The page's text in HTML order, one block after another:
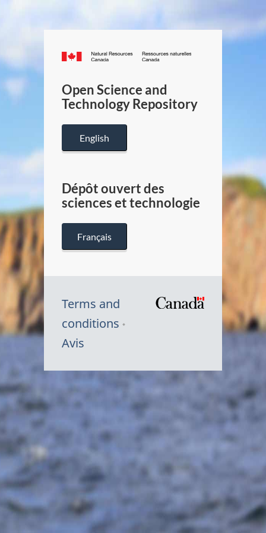
Canada.ca
/
Canada
Open Science and
Technology Repository
English
Dépôt ouvert des
sciences et technologie
Français
Terms and
conditions
Avis
Symbole
Canada